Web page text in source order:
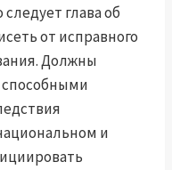
следует глава об
от исправного
Должны
и